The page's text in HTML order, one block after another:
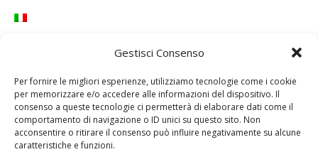
Gestisci Consenso
Per fornire le migliori esperienze, utilizziamo tecnologie come i cookie
per memorizzare e/o accedere alle informazioni del dispositivo. Il
consenso a queste tecnologie ci permetterà di elaborare dati come il
comportamento di navigazione o ID unici su questo sito. Non
acconsentire o ritirare il consenso può influire negativamente su alcune
caratteristiche e funzioni.
BOOKSCONTATTICookie PolicyDisclaimer EVENTS
HOMEPAGE I MIEI LIBRI I MIEI LIBRI INTERVIEWS
MOVIESPERSONE PLACES Privacy PolicySTORIES
SONOI miei libri I MIEI CORSI Contattami